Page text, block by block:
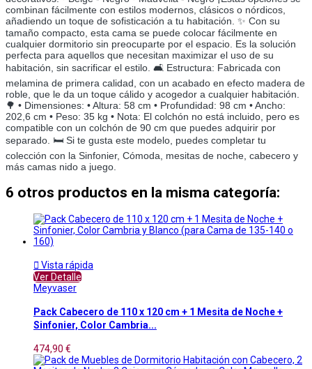
combinan fácilmente con estilos modernos, clásicos o nórdicos,
añadiendo un toque de sofisticación a tu habitación. ✨ Con su
tamaño compacto, esta cama se puede colocar fácilmente en
cualquier dormitorio sin preocuparte por el espacio. Es la solución
perfecta para aquellos que necesitan maximizar el uso de su
habitación, sin sacrificar el estilo. 🛋️ Estructura: Fabricada con
melamina de primera calidad, con un acabado en efecto madera de
roble, que le da un toque cálido y acogedor a cualquier habitación.
🌳 • Dimensiones: • Altura: 58 cm • Profundidad: 98 cm • Ancho:
202,6 cm • Peso: 35 kg • Nota: El colchón no está incluido, pero es
compatible con un colchón de 90 cm que puedes adquirir por
separado. 🛏️ Si te gusta este modelo, puedes completar tu
colección con la Sinfonier, Cómoda, mesitas de noche, cabecero y
más camas nido a juego.
6 otros productos en la misma categoría:
 Vista rápida
Ver Detalle
Meyvaser
Pack Cabecero de 110 x 120 cm + 1 Mesita de Noche +
Sinfonier, Color Cambria...
474,90 €